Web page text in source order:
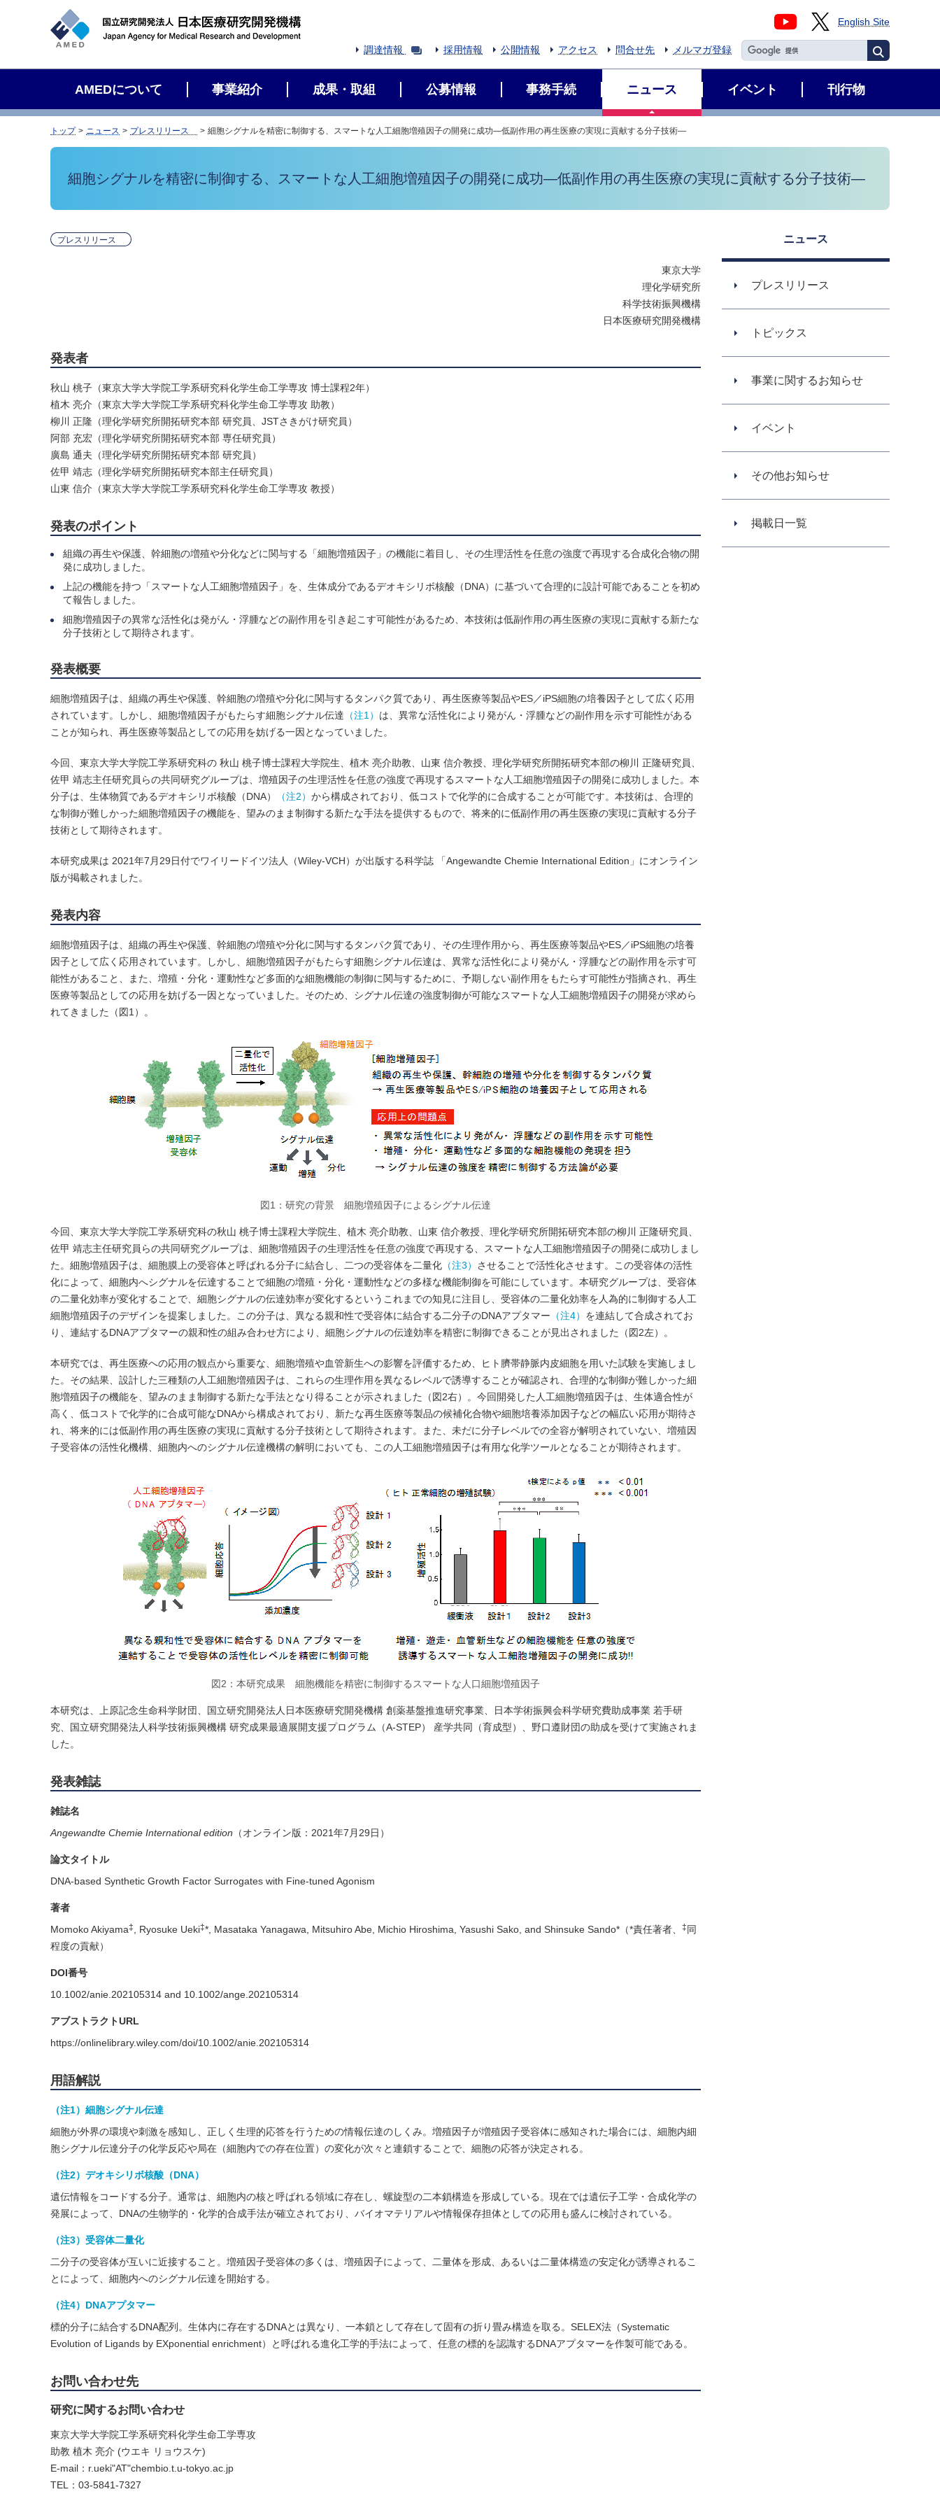
English Site
調達情報 採用情報 公開情報 アクセス 問合せ先 メルマガ登録
AMEDについて 事業紹介 成果・取組 公募情報 事務手続 ニュース イベント 刊行物
トップ ニュース プレスリリース 細胞シグナルを精密に制御する、スマートな人工細胞増殖因子の開発に成功―低副作用の再生医療の実現に貢献する分子技術―
細胞シグナルを精密に制御する、スマートな人工細胞増殖因子の開発に成功―低副作用の再生医療の実現に貢献する分子技術―
プレスリリース
東京大学
理化学研究所
科学技術振興機構
日本医療研究開発機構
発表者
秋山 桃子（東京大学大学院工学系研究科化学生命工学専攻 博士課程2年）
植木 亮介（東京大学大学院工学系研究科化学生命工学専攻 助教）
柳川 正隆（理化学研究所開拓研究本部 研究員、JSTさきがけ研究員）
阿部 充宏（理化学研究所開拓研究本部 専任研究員）
廣島 通夫（理化学研究所開拓研究本部 研究員）
佐甲 靖志（理化学研究所開拓研究本部主任研究員）
山東 信介（東京大学大学院工学系研究科化学生命工学専攻 教授）
発表のポイント
組織の再生や保護、幹細胞の増殖や分化などに関与する「細胞増殖因子」の機能に着目し、その生理活性を任意の強度で再現する合成化合物の開
発に成功しました。
上記の機能を持つ「スマートな人工細胞増殖因子」を、生体成分であるデオキシリボ核酸（DNA）に基づいて合理的に設計可能であることを初め
て報告しました。
細胞増殖因子の異常な活性化は発がん・浮腫などの副作用を引き起こす可能性があるため、本技術は低副作用の再生医療の実現に貢献する新たな
分子技術として期待されます。
発表概要
細胞増殖因子は、組織の再生や保護、幹細胞の増殖や分化に関与するタンパク質であり、再生医療等製品やES／iPS細胞の培養因子として広く応用
されています。しかし、細胞増殖因子がもたらす細胞シグナル伝達 （注1） は、異常な活性化により発がん・浮腫などの副作用を示す可能性がある
ことが知られ、再生医療等製品としての応用を妨げる一因となっていました。
今回、東京大学大学院工学系研究科の 秋山 桃子博士課程大学院生、植木 亮介助教、山東 信介教授、理化学研究所開拓研究本部の柳川 正隆研究員、
佐甲 靖志主任研究員らの共同研究グループは、増殖因子の生理活性を任意の強度で再現するスマートな人工細胞増殖因子の開発に成功しました。本
分子は、生体物質であるデオキシリボ核酸（DNA）
（注2） から構成されており、低コストで化学的に合成することが可能です。本技術は、合理的
な制御が難しかった細胞増殖因子の機能を、望みのまま制御する新たな手法を提供するもので、将来的に低副作用の再生医療の実現に貢献する分子
技術として期待されます。
本研究成果は 2021年7月29日付でワイリードイツ法人（Wiley-VCH）が出版する科学誌 「Angewandte Chemie International Edition」にオンライン
版が掲載されました。
発表内容
細胞増殖因子は、組織の再生や保護、幹細胞の増殖や分化に関与するタンパク質であり、その生理作用から、再生医療等製品やES／iPS細胞の培養
因子として広く応用されています。しかし、細胞増殖因子がもたらす細胞シグナル伝達は、異常な活性化により発がん・浮腫などの副作用を示す可
能性があること、また、増殖・分化・運動性など多面的な細胞機能の制御に関与するために、予期しない副作用をもたらす可能性が指摘され、再生
医療等製品としての応用を妨げる一因となっていました。そのため、シグナル伝達の強度制御が可能なスマートな人工細胞増殖因子の開発が求めら
れてきました（図1）。
図1：研究の背景 細胞増殖因子によるシグナル伝達
今回、東京大学大学院工学系研究科の秋山 桃子博士課程大学院生、植木 亮介助教、山東 信介教授、理化学研究所開拓研究本部の柳川 正隆研究員、
佐甲 靖志主任研究員らの共同研究グループは、細胞増殖因子の生理活性を任意の強度で再現する、スマートな人工細胞増殖因子の開発に成功しまし
た。細胞増殖因子は、細胞膜上の受容体と呼ばれる分子に結合し、二つの受容体を二量化 （注3） させることで活性化させます。この受容体の活性
化によって、細胞内へシグナルを伝達することで細胞の増殖・分化・運動性などの多様な機能制御を可能にしています。本研究グループは、受容体
の二量化効率が変化することで、細胞シグナルの伝達効率が変化するというこれまでの知見に注目し、受容体の二量化効率を人為的に制御する人工
細胞増殖因子のデザインを提案しました。この分子は、異なる親和性で受容体に結合する二分子のDNAアプタマー （注4） を連結して合成されてお
り、連結するDNAアプタマーの親和性の組み合わせ方により、細胞シグナルの伝達効率を精密に制御できることが見出されました（図2左）。
本研究では、再生医療への応用の観点から重要な、細胞増殖や血管新生への影響を評価するため、ヒト臍帯静脈内皮細胞を用いた試験を実施しまし
た。その結果、設計した三種類の人工細胞増殖因子は、これらの生理作用を異なるレベルで誘導することが確認され、合理的な制御が難しかった細
胞増殖因子の機能を、望みのまま制御する新たな手法となり得ることが示されました（図2右）。今回開発した人工細胞増殖因子は、生体適合性が
高く、低コストで化学的に合成可能なDNAから構成されており、新たな再生医療等製品の候補化合物や細胞培養添加因子などの幅広い応用が期待さ
れ、将来的には低副作用の再生医療の実現に貢献する分子技術として期待されます。また、未だに分子レベルでの全容が解明されていない、増殖因
子受容体の活性化機構、細胞内へのシグナル伝達機構の解明においても、この人工細胞増殖因子は有用な化学ツールとなることが期待されます。
図2：本研究成果 細胞機能を精密に制御するスマートな人口細胞増殖因子
本研究は、上原記念生命科学財団、国立研究開発法人日本医療研究開発機構 創薬基盤推進研究事業、日本学術振興会科学研究費助成事業 若手研
究、国立研究開発法人科学技術振興機構 研究成果最適展開支援プログラム（A-STEP） 産学共同（育成型）、野口遵財団の助成を受けて実施されま
した。
発表雑誌
雑誌名
Angewandte Chemie International edition （オンライン版：2021年7月29日）
論文タイトル
DNA-based Synthetic Growth Factor Surrogates with Fine-tuned Agonism
著者
Momoko Akiyama‡, Ryosuke Ueki‡*, Masataka Yanagawa, Mitsuhiro Abe, Michio Hiroshima, Yasushi Sako, and Shinsuke Sando*（*責任著者、 ‡同
程度の貢献）
DOI番号
10.1002/anie.202105314 and 10.1002/ange.202105314
アブストラクトURL
https://onlinelibrary.wiley.com/doi/10.1002/anie.202105314
用語解説
（注1）細胞シグナル伝達
細胞が外界の環境や刺激を感知し、正しく生理的応答を行うための情報伝達のしくみ。増殖因子が増殖因子受容体に感知された場合には、細胞内細
胞シグナル伝達分子の化学反応や局在（細胞内での存在位置）の変化が次々と連鎖することで、細胞の応答が決定される。
（注2）デオキシリボ核酸（DNA）
遺伝情報をコードする分子。通常は、細胞内の核と呼ばれる領域に存在し、螺旋型の二本鎖構造を形成している。現在では遺伝子工学・合成化学の
発展によって、DNAの生物学的・化学的合成手法が確立されており、バイオマテリアルや情報保存担体としての応用も盛んに検討されている。
（注3）受容体二量化
二分子の受容体が互いに近接すること。増殖因子受容体の多くは、増殖因子によって、二量体を形成、あるいは二量体構造の安定化が誘導されるこ
とによって、細胞内へのシグナル伝達を開始する。
（注4）DNAアプタマー
標的分子に結合するDNA配列。生体内に存在するDNAとは異なり、一本鎖として存在して固有の折り畳み構造を取る。SELEX法（Systematic
Evolution of Ligands by EXponential enrichment）と呼ばれる進化工学的手法によって、任意の標的を認識するDNAアプタマーを作製可能である。
お問い合わせ先
研究に関するお問い合わせ
東京大学大学院工学系研究科化学生命工学専攻
助教 植木 亮介 (ウエキ リョウスケ)
E-mail：r.ueki"AT"chembio.t.u-tokyo.ac.jp
TEL：03-5841-7327
ニュース
プレスリリース
トピックス
事業に関するお知らせ
イベント
その他お知らせ
掲載日一覧